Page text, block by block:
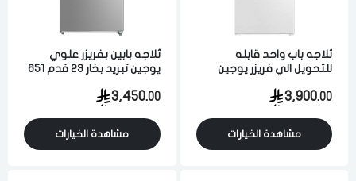
ثلاجه باب واحد قابله
للتحويل الي فريزر يوجين
ابيض3,900.00
مشاهدة الخيارات
ثلاجه بابين بفريزر علوي
يوجين تبريد بخار 23 قدم 651
3,450.00
مشاهدة الخيارات